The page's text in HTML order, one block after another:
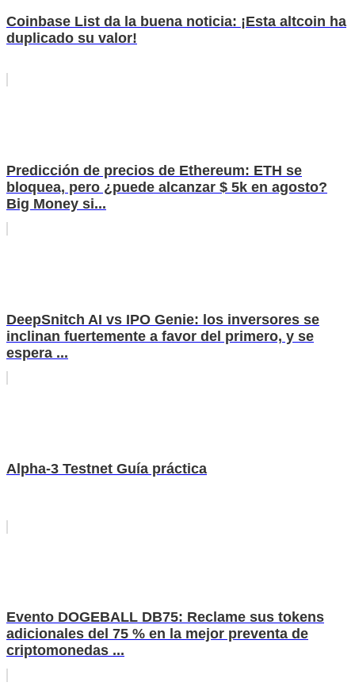
Coinbase List da la buena noticia: ¡Esta altcoin ha
duplicado su valor!
Predicción de precios de Ethereum: ETH se
bloquea, pero ¿puede alcanzar $ 5k en agosto?
Big Money si...
DeepSnitch AI vs IPO Genie: los inversores se
inclinan fuertemente a favor del primero, y se
espera ...
Alpha-3 Testnet Guía práctica
Evento DOGEBALL DB75: Reclame sus tokens
adicionales del 75 % en la mejor preventa de
criptomonedas ...